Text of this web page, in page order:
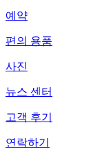
예약
편의 용품
사진
뉴스 센터
고객 후기
연락하기